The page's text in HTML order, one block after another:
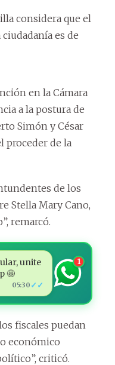
considera que el
es de
en la Cámara
a la postura de
Simón y César
proceder de la
de los
Stella Mary Cano,
remarcó.
unite
🤩
05:30 ✓✓
1
fiscales puedan
económico
criticó.